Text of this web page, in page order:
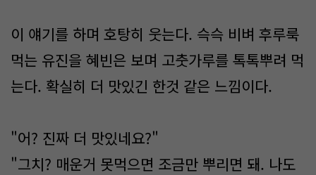
이 얘기를 하며 호탕히 웃는다. 슥슥 비벼 후루룩
먹는 유진을 혜빈은 보며 고춧가루를 톡톡뿌려 먹
는다. 확실히 더 맛있긴 한것 같은 느낌이다.
"어? 진짜 더 맛있네요?"
"그치? 매운거 못먹으면 조금만 뿌리면 돼. 나도